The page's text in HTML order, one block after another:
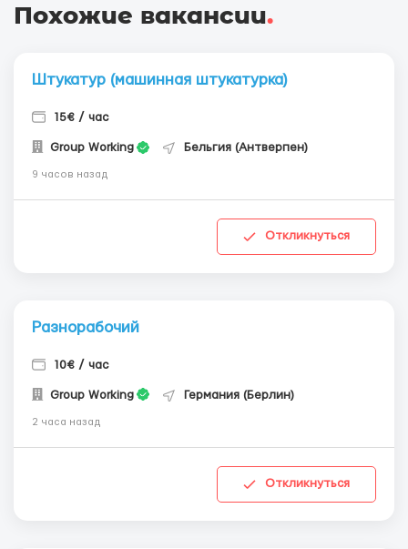
Похожие вакансии.
Штукатур (машинная штукатурка)
15€ / час
Group Working Бельгия (Антверпен)
9 часов назад
Откликнуться
Разнорабочий
10€ / час
Group Working Германия (Берлин)
2 часа назад
Откликнуться